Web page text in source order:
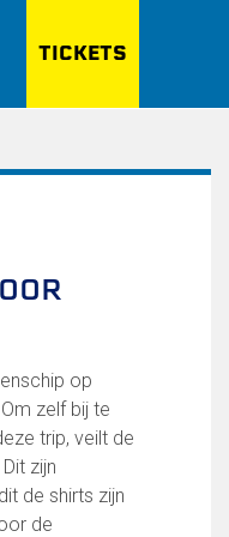
TICKETS
ZOEKEN
op
zelf bij te
trip, veilt de
zijn
de shirts zijn
de